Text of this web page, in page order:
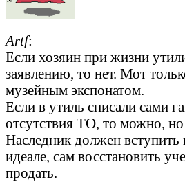
Artf:
Если хозяин при жизни
заявлению, то нет. Мот
музейным экспонатом.
Если в утиль списали сами
отсутствия ТО, то можно,
Наследник должен вступить
идеале, сам восстановить
продать.